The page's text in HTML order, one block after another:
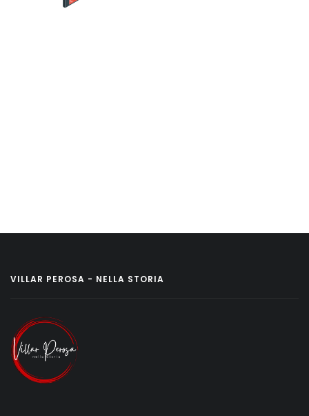
VILLAR PEROSA - NELLA STORIA